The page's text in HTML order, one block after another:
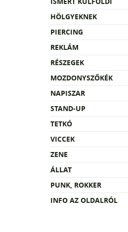
HÖLGYEKNEK
PIERCING
REKLÁM
RÉSZEGEK
MOZDONYSZŐKÉK
NAPISZAR
STAND-UP
TETKÓ
VICCEK
ZENE
ÁLLAT
PUNK, ROKKER
INFO AZ OLDALRÓL